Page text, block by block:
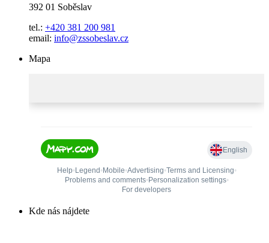
392 01 Soběslav
tel.: +420 381 200 981
email: info@zssobeslav.cz
Mapa
Kde nás nájdete